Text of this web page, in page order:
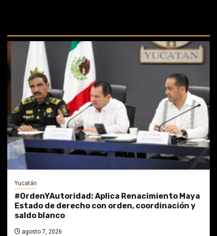
Yucatán
#OrdenYAutoridad: Aplica Renacimiento Maya
Estado de derecho con orden, coordinación y
saldo blanco
agosto 7, 2026